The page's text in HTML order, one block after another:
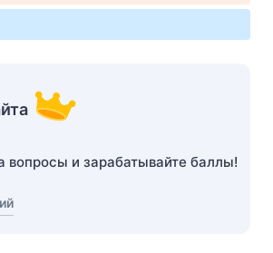
вопросы и зарабатывайте баллы!